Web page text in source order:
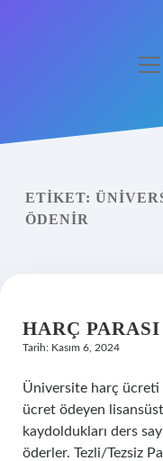
Yasal Uyarı
ETIKET:
ÖDENIR
HARÇ
Tarih: Kasım 6, 2024
Üniversite harç ücreti
ücret ödeyen
kaydoldukları ders
öderler. Tezli/Tezsiz